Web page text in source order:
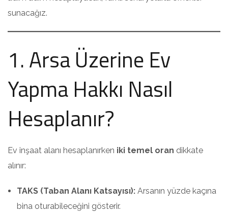
sunacağız.
1. Arsa Üzerine Ev
Yapma Hakkı Nasıl
Hesaplanır?
Ev inşaat alanı hesaplanırken iki temel oran dikkate
alınır:
TAKS (Taban Alanı Katsayısı): Arsanın yüzde kaçına
bina oturabileceğini gösterir.